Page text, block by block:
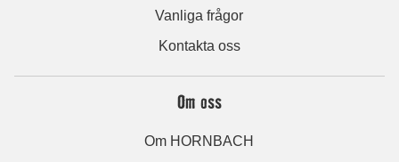
Vanliga frågor
Kontakta oss
Om oss
Om HORNBACH